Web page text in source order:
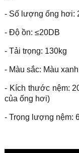
- Số lượng ống hơi:
- Độ ồn: ≤20DB
- Tải trọng: 130kg
- Màu sắc: Màu
- Kích thước nệm:
của ống hơi)
- Trọng lượng nệm: